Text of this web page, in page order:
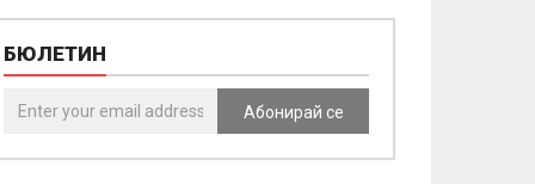
БЮЛЕТИН
Абонирай се